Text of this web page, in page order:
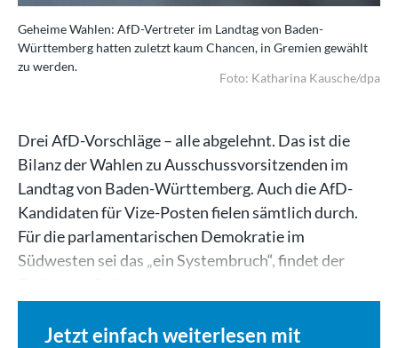
Geheime Wahlen: AfD-Vertreter im Landtag von Baden-
Württemberg hatten zuletzt kaum Chancen, in Gremien gewählt
zu werden.
Foto: Katharina Kausche/dpa
Drei AfD-Vorschläge – alle abgelehnt. Das ist die
Bilanz der Wahlen zu Ausschussvorsitzenden im
Landtag von Baden-Württemberg. Auch die AfD-
Kandidaten für Vize-Posten fielen sämtlich durch.
Für die parlamentarischen Demokratie im
Südwesten sei das „ein Systembruch“, findet der
Jetzt einfach weiterlesen mit